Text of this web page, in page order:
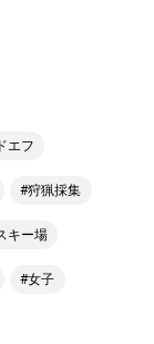
エフ
狩猟採集
キー場
女子